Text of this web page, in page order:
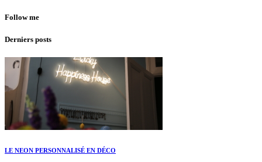
Follow me
Derniers posts
LE NEON PERSONNALISÉ EN DÉCO